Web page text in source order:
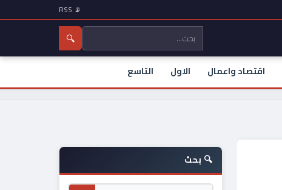
📡 RSS
🔍
اقتصاد واعمال الاول التاسع
🔍 بحث